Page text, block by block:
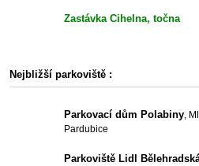
Zastávka Cihelna, točna
Nejbližší parkoviště :
Parkovací dům Polabiny,
Pardubice
Parkoviště Lidl